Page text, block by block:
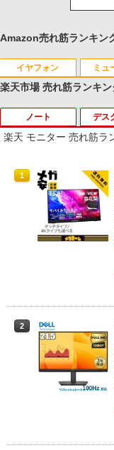
Amazon売れ筋ランキン
イヤフォン
5
ル
ミュ
楽天市場 売れ筋ランキン
ノート
1
デス
楽天 モニター 売れ筋ラ
1
2